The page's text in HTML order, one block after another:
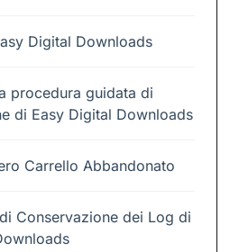
Digital Downloads
procedura guidata di
di Easy Digital Downloads
Carrello Abbandonato
Conservazione dei Log di